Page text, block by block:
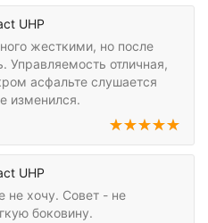
UHP
жесткими, но после
Управляемость отличная,
асфальте слушается
изменился.
UHP
не хочу. Совет - не
боковину.